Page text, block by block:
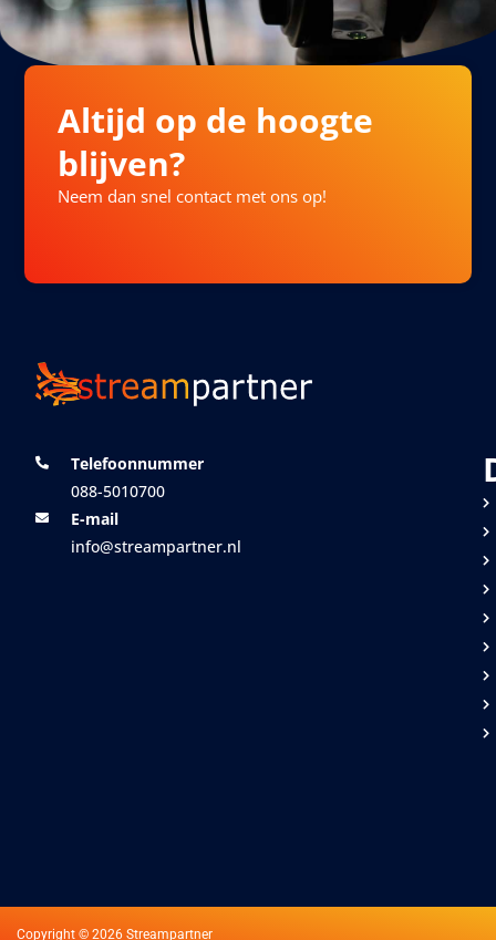
Altijd op de hoogte
blijven?
Neem dan snel contact met ons op!
Telefoonnummer
088-5010700
E-mail
info@streampartner.nl
Copyright © 2026 Streampartner